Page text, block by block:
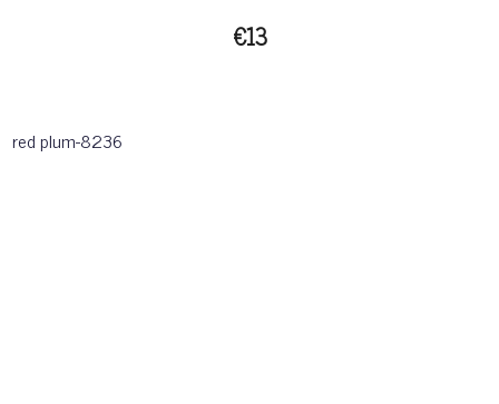
€13
red plum-8236